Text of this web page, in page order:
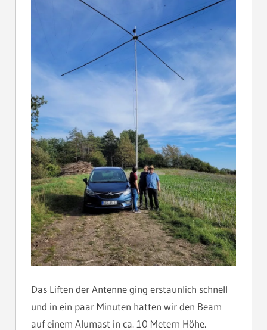
Das Liften der Antenne ging erstaunlich schnell
und in ein paar Minuten hatten wir den Beam
auf einem Alumast in ca. 10 Metern Höhe.